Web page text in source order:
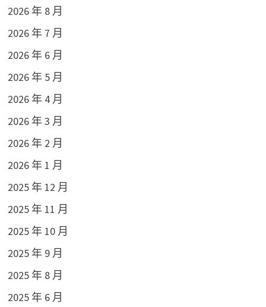
2026 年 8 月
2026 年 7 月
2026 年 6 月
2026 年 5 月
2026 年 4 月
2026 年 3 月
2026 年 2 月
2026 年 1 月
2025 年 12 月
2025 年 11 月
2025 年 10 月
2025 年 9 月
2025 年 8 月
2025 年 6 月